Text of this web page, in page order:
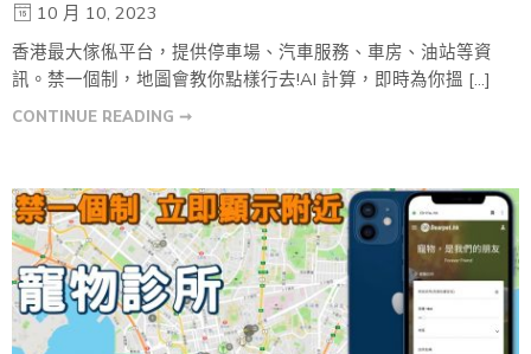
10 月 10, 2023
香港最大傢俬平台，提供停車場、汽車服務、車房、油站等資
訊。禁一個制，地圖會教你點樣行去!AI 計算，即時為你搵 […]
CONTINUE READING ➞